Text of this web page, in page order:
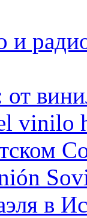
и
vinilo
в